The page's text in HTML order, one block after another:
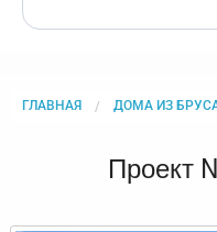
ГЛАВНАЯ ДОМА ИЗ
Проект